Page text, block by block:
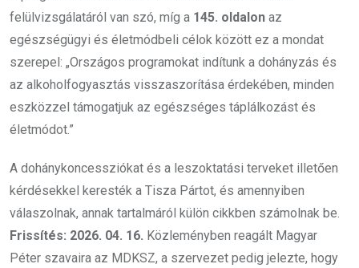
felülvizsgálatáról van szó, míg a 145. oldalon az
egészségügyi és életmódbeli célok között ez a mondat
szerepel: „Országos programokat indítunk a dohányzás és
az alkoholfogyasztás visszaszorítása érdekében, minden
eszközzel támogatjuk az egészséges táplálkozást és
életmódot.”
A dohánykoncessziókat és a leszoktatási terveket illetően
kérdésekkel keresték a Tisza Pártot, és amennyiben
válaszolnak, annak tartalmáról külön cikkben számolnak be.
Frissítés: 2026. 04. 16. Közleményben reagált Magyar
Péter szavaira az MDKSZ, a szervezet pedig jelezte, hogy